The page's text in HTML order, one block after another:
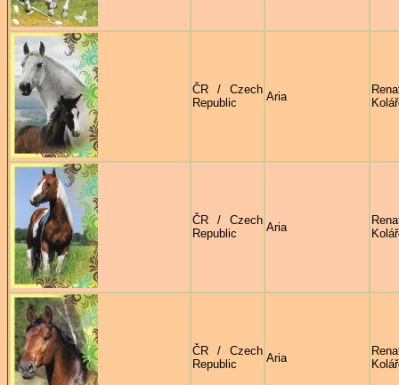
ČR / Czech
Republic
Aria
ČR / Czech
Republic
Aria
ČR / Czech
Republic
Aria